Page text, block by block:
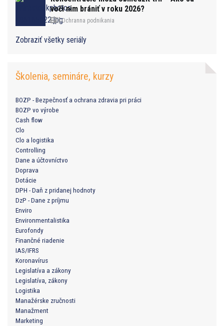
voči nim brániť v roku 2026?
Ochranna podnikania
Zobraziť všetky seriály
Školenia, semináre, kurzy
BOZP - Bezpečnosť a ochrana zdravia pri práci
BOZP vo výrobe
Cash flow
Clo
Clo a logistika
Controlling
Dane a účtovníctvo
Doprava
Dotácie
DPH - Daň z pridanej hodnoty
DzP - Dane z príjmu
Enviro
Environmentalistika
Eurofondy
Finančné riadenie
IAS/IFRS
Koronavírus
Legislatíva a zákony
Legislatíva, zákony
Logistika
Manažérske zručnosti
Manažment
Marketing